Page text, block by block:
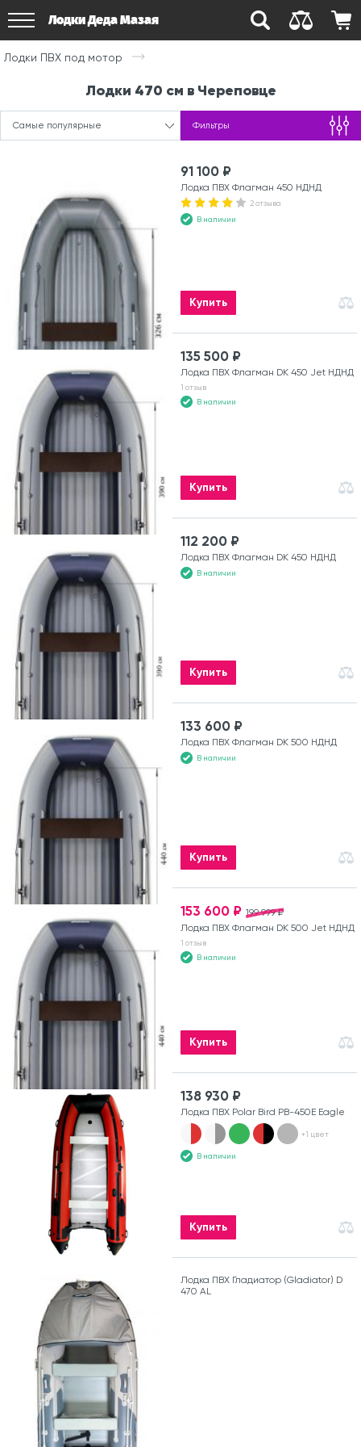
Лодки Деда Мазая
Лодки ПВХ под мотор
Лодки 470 см в Череповце
Самые популярные Фильтры
91 100 ₽
Лодка ПВХ Флагман 450 НДНД
2 отзыва
В наличии
Купить
135 500 ₽
Лодка ПВХ Флагман DK 450 Jet НДНД
1 отзыв
В наличии
Купить
112 200 ₽
Лодка ПВХ Флагман DK 450 НДНД
В наличии
Купить
133 600 ₽
Лодка ПВХ Флагман DK 500 НДНД
В наличии
Купить
199 999 ₽
153 600 ₽
Лодка ПВХ Флагман DK 500 Jet НДНД
1 отзыв
В наличии
Купить
138 930 ₽
Лодка ПВХ Polar Bird PB-450E Eagle
+1 цвет
В наличии
Купить
Лодка ПВХ Гладиатор (Gladiator) D
470 AL